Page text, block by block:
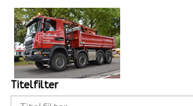
Titelfilter